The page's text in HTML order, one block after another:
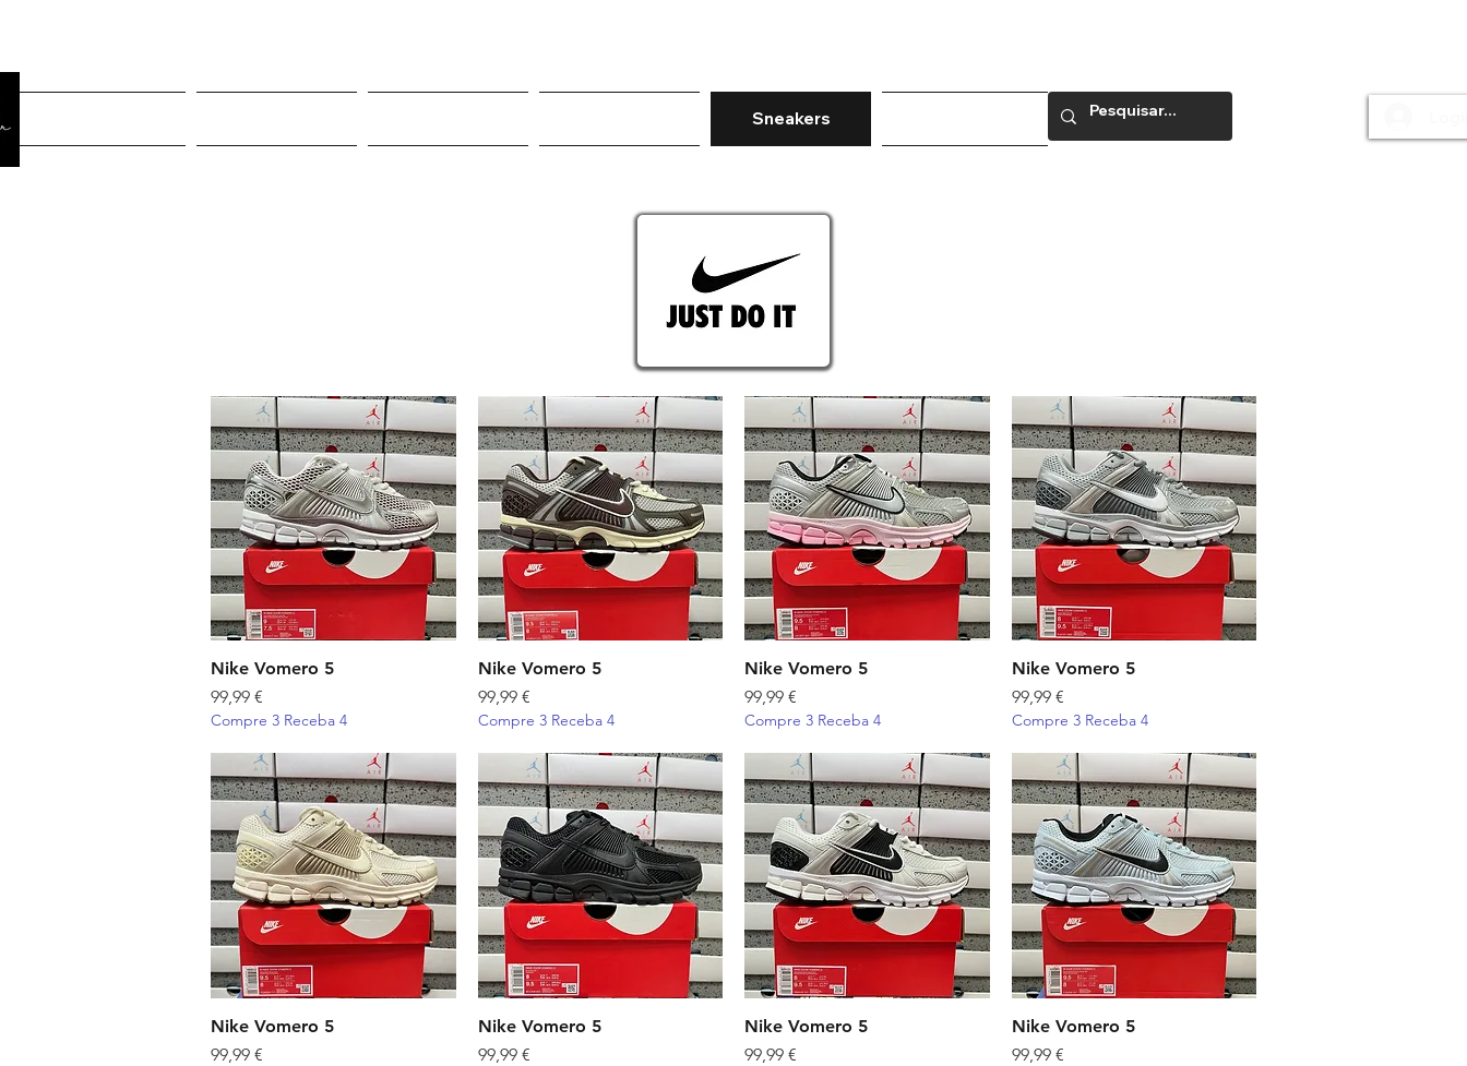
Sneakers
Visualização rápida
Nike Vomero 5
Preço
99,99 €
Compre 3 Receba 4
Visualização rápida
Nike Vomero 5
Preço
99,99 €
Compre 3 Receba 4
Visualização rápida
Nike Vomero 5
Preço
99,99 €
Compre 3 Receba 4
Visualização rápida
Nike Vomero 5
Preço
99,99 €
Compre 3 Receba 4
Visualização rápida
Nike Vomero 5
Preço
99,99 €
Visualização rápida
Nike Vomero 5
Preço
99,99 €
Visualização rápida
Nike Vomero 5
Preço
99,99 €
Visualização rápida
Nike Vomero 5
Preço
99,99 €